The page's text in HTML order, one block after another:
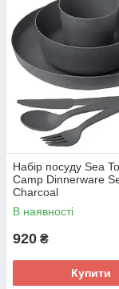
Набір посуду Sea
Camp Dinnerware
Charcoal
В наявності
920 ₴
Купити